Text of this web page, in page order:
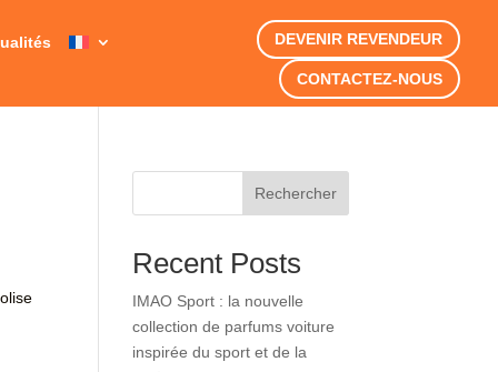
DEVENIR REVENDEUR
CONTACTEZ-NOUS
Rechercher
Recent Posts
IMAO Sport : la nouvelle
collection de parfums voiture
inspirée du sport et de la